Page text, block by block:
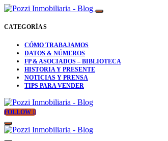
CATEGORÍAS
CÓMO TRABAJAMOS
DATOS & NÚMEROS
FP & ASOCIADOS – BIBLIOTECA
HISTORIA Y PRESENTE
NOTICIAS Y PRENSA
TIPS PARA VENDER
FOLLOW